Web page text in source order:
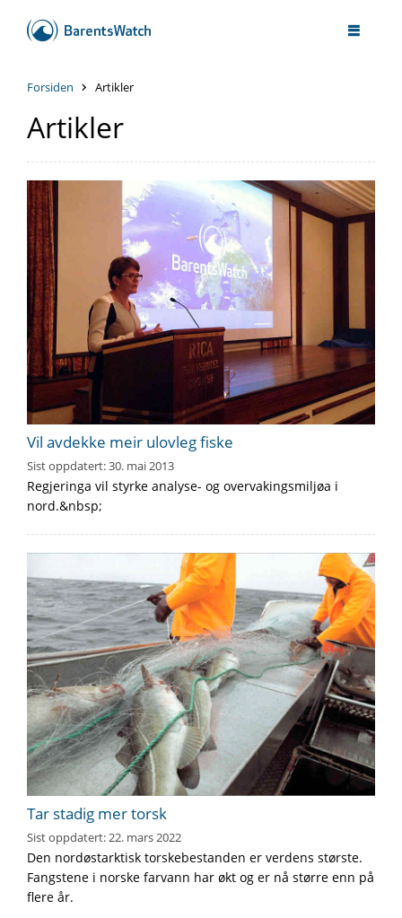
Forsiden Artikler
Artikler
Vil avdekke meir ulovleg fiske
Sist oppdatert:30. mai 2013
Regjeringa vil styrke analyse- og overvakingsmiljøa i
nord.&nbsp;
Tar stadig mer torsk
Sist oppdatert:22. mars 2022
Den nordøstarktisk torskebestanden er verdens største.
Fangstene i norske farvann har økt og er nå større enn på
flere år.